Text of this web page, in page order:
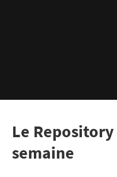
Le
semaine